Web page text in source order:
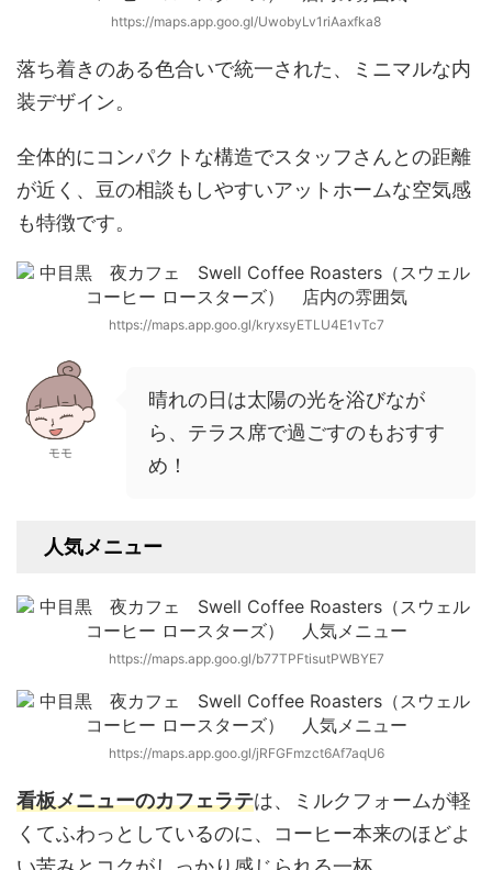
https://maps.app.goo.gl/UwobyLv1riAaxfka8
落ち着きのある色合いで統一された、ミニマルな内
装デザイン。
全体的にコンパクトな構造でスタッフさんとの距離
が近く、豆の相談もしやすいアットホームな空気感
も特徴です。
https://maps.app.goo.gl/kryxsyETLU4E1vTc7
モモ
晴れの日は太陽の光を浴びなが
ら、テラス席で過ごすのもおすす
め！
人気メニュー
https://maps.app.goo.gl/b77TPFtisutPWBYE7
https://maps.app.goo.gl/jRFGFmzct6Af7aqU6
看板メニューのカフェラテは、ミルクフォームが軽
くてふわっとしているのに、コーヒー本来のほどよ